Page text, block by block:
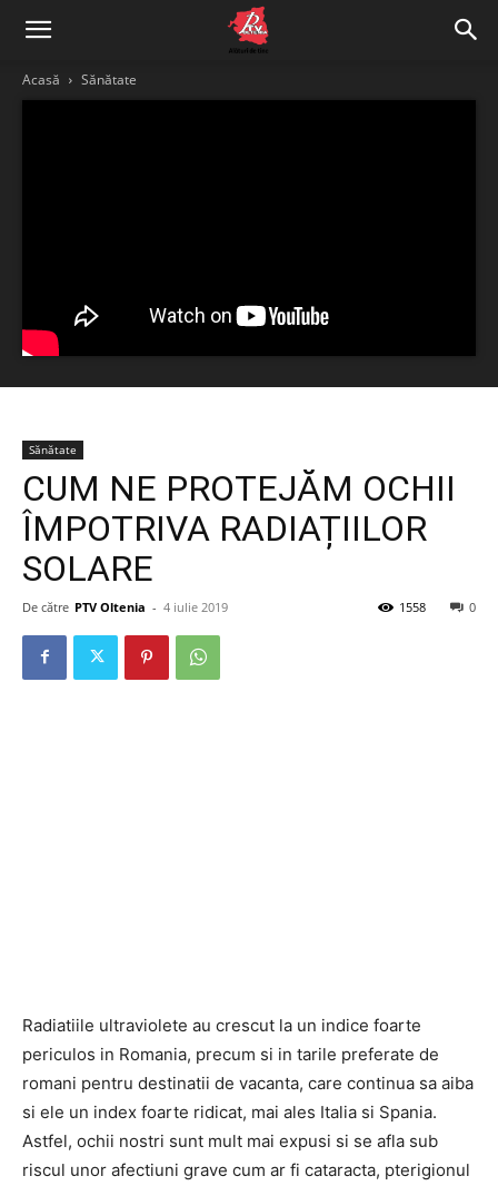
Acasă Sănătate
Sănătate
CUM NE PROTEJĂM OCHII
ÎMPOTRIVA RADIAȚIILOR
SOLARE
De către PTV Oltenia - 4 iulie 2019 0
1558
Radiatiile ultraviolete au crescut la un indice foarte
periculos in Romania, precum si in tarile preferate de
romani pentru destinatii de vacanta, care continua sa aiba
si ele un index foarte ridicat, mai ales Italia si Spania.
Astfel, ochii nostri sunt mult mai expusi si se afla sub
riscul unor afectiuni grave cum ar fi cataracta, pterigionul